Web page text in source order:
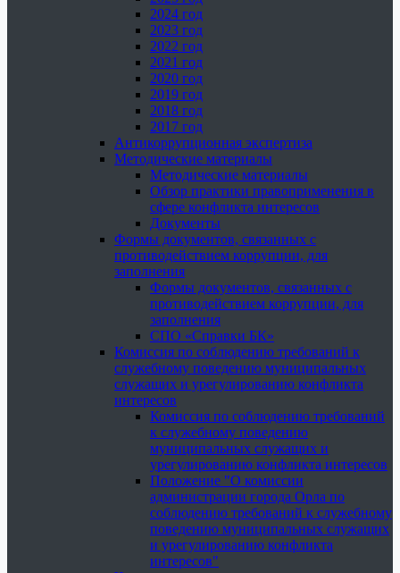
2024 год
2023 год
2022 год
2021 год
2020 год
2019 год
2018 год
2017 год
Антикоррупционная экспертиза
Методические материалы
Методические материалы
Обзор практики правоприменения в
сфере конфликта интересов
Документы
Формы документов, связанных с
противодействием коррупции, для
заполнения
Формы документов, связанных с
противодействием коррупции, для
заполнения
СПО «Справки БК»
Комиссия по соблюдению требований к
служебному поведению муниципальных
служащих и урегулированию конфликта
интересов
Комиссия по соблюдению требований
к служебному поведению
муниципальных служащих и
урегулированию конфликта интересов
Положение "О комиссии
администрации города Орла по
соблюдению требований к служебному
поведению муниципальных служащих
и урегулированию конфликта
интересов"